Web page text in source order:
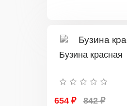
Бузина красная
654 ₽ 842 ₽